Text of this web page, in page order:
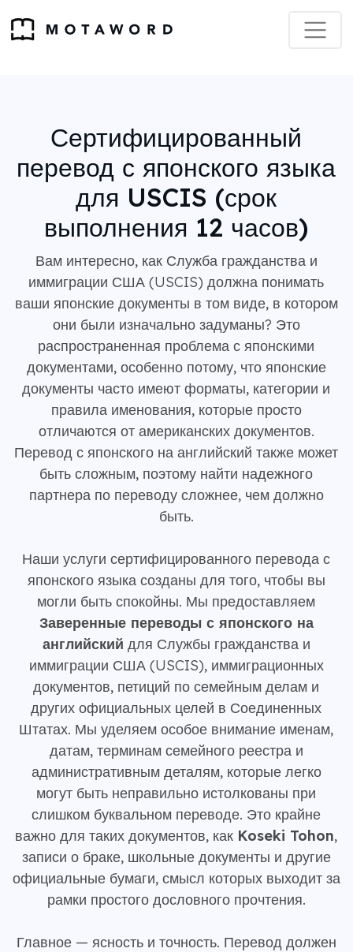
Сертифицированный
перевод с японского языка
для USCIS (срок
выполнения 12 часов)
Вам интересно, как Служба гражданства и
иммиграции США (USCIS) должна понимать
ваши японские документы в том виде, в котором
они были изначально задуманы? Это
распространенная проблема с японскими
документами, особенно потому, что японские
документы часто имеют форматы, категории и
правила именования, которые просто
отличаются от американских документов.
Перевод с японского на английский также может
быть сложным, поэтому найти надежного
партнера по переводу сложнее, чем должно
быть.
Наши услуги сертифицированного перевода с
японского языка созданы для того, чтобы вы
могли быть спокойны. Мы предоставляем
Заверенные переводы с японского на
английский для Службы гражданства и
иммиграции США (USCIS), иммиграционных
документов, петиций по семейным делам и
других официальных целей в Соединенных
Штатах. Мы уделяем особое внимание именам,
датам, терминам семейного реестра и
административным деталям, которые легко
могут быть неправильно истолкованы при
слишком буквальном переводе. Это крайне
важно для таких документов, как Koseki Tohon,
записи о браке, школьные документы и другие
официальные бумаги, смысл которых выходит за
рамки простого дословного прочтения.
Главное — ясность и точность. Перевод должен